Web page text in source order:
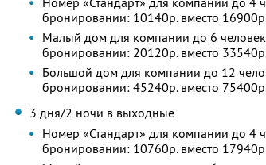
бронировании: 10140р. вместо
Малый дом для компании до 6
бронировании: 20120р. вместо
Большой дом для компании до 12
бронировании: 45240р. вместо
3 дня/2 ночи в выходные
Номер «Стандарт» для компании до 4
бронировании: 10760р. вместо